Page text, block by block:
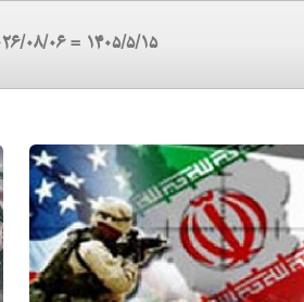
۱۴۰۵/۵/۱۵ = 2026/08/06